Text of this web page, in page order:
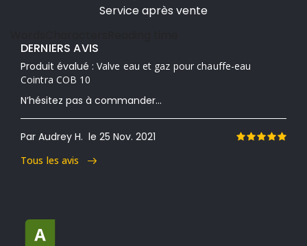
Service après vente
DERNIERS AVIS
Produit évalué : Valve eau et gaz pour chauffe-eau
Cointra COB 10
N’hésitez pas à commander...
Par Audrey H. le 25 Nov. 2021
Tous les avis